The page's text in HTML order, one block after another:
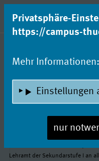
zum Inhalt
Entdecke Dein
SPORT
Universität Erfurt
Basisdaten
Lehramt der Sekundarstufe I an
Privatsphäre-
https://campus-
Mehr Informationen:
Einstellungen
nur